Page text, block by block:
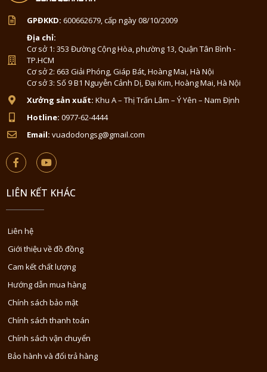
GPĐKKD: 600662679, cấp ngày 08/10/2009
Địa chỉ:
Cơ sở 1: 353 Đường Cộng Hòa, phường 13, Quận Tân Bình -
TP.HCM
Cơ sở 2: 663 Giải Phóng, Giáp Bát, Hoàng Mai, Hà Nội
Cơ sở 3: Số 9 B1 Nguyễn Cảnh Dị, Đại Kim, Hoàng Mai, Hà Nội
Xưởng sản xuất: Khu A – Thị Trấn Lâm – Ý Yên – Nam Định
Hotline: 0977-62-4444
Email: vuadodongsg@gmail.com
LIÊN KẾT KHÁC
Liên hệ
Giới thiệu về đồ đồng
Cam kết chất lượng
Hướng dẫn mua hàng
Chính sách bảo mật
Chính sách thanh toán
Chính sách vận chuyển
Bảo hành và đổi trả hàng